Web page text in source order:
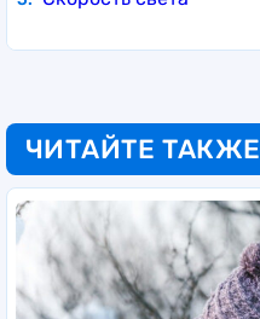
ЧИТАЙТЕ ТАКЖЕ